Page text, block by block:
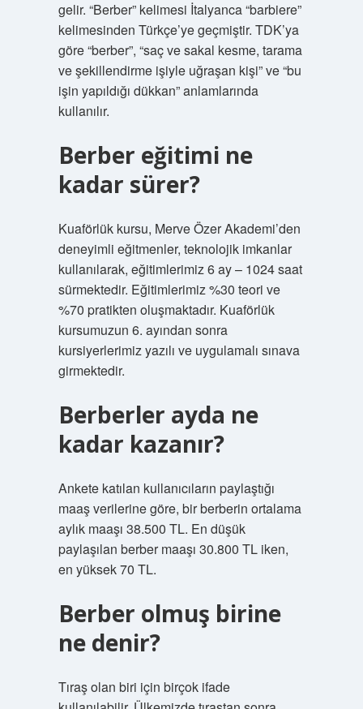
gelir. “Berber” kelimesi İtalyanca “barbiere”
kelimesinden Türkçe’ye geçmiştir. TDK’ya
göre “berber”, “saç ve sakal kesme, tarama
ve şekillendirme işiyle uğraşan kişi” ve “bu
işin yapıldığı dükkan” anlamlarında
kullanılır.
Berber eğitimi ne
kadar sürer?
Kuaförlük kursu, Merve Özer Akademi’den
deneyimli eğitmenler, teknolojik imkanlar
kullanılarak, eğitimlerimiz 6 ay – 1024 saat
sürmektedir. Eğitimlerimiz %30 teori ve
%70 pratikten oluşmaktadır. Kuaförlük
kursumuzun 6. ayından sonra
kursiyerlerimiz yazılı ve uygulamalı sınava
girmektedir.
Berberler ayda ne
kadar kazanır?
Ankete katılan kullanıcıların paylaştığı
maaş verilerine göre, bir berberin ortalama
aylık maaşı 38.500 TL. En düşük
paylaşılan berber maaşı 30.800 TL iken,
en yüksek 70 TL.
Berber olmuş birine
ne denir?
Tıraş olan biri için birçok ifade